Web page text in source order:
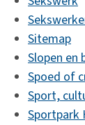
Sitemap
Slopen en
Spoed of
Sport,
Sportpark